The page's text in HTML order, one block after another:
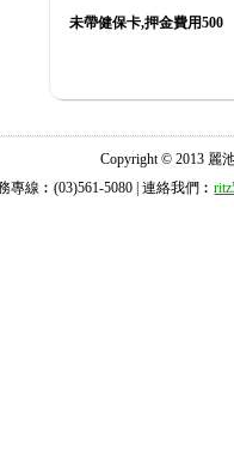
未帶健保卡,押金費用500
Copyright © 2013 麗
專線︰(03)561-5080 | 連絡我們︰